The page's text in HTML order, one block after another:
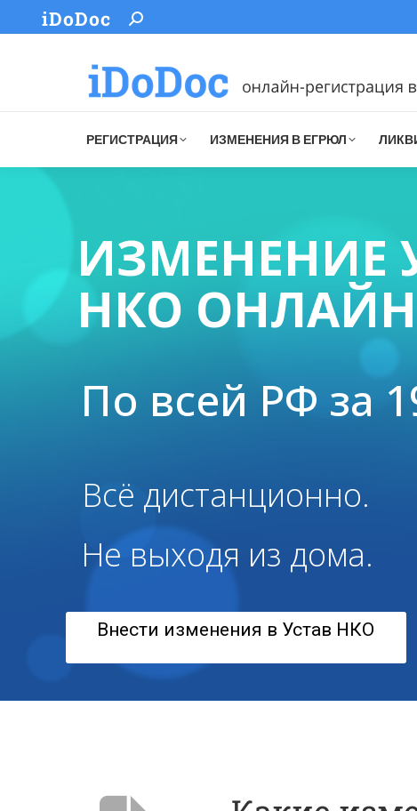
iDoDoc Search:
РЕГИСТРАЦИЯ ИЗМЕНЕНИЯ В ЕГРЮЛ
Внести изменения в Устав НКО
ИЗМЕНЕНИЕ
НКО ОНЛАЙН
По всей РФ за
Всё дистанционно.
Не выходя из дома.